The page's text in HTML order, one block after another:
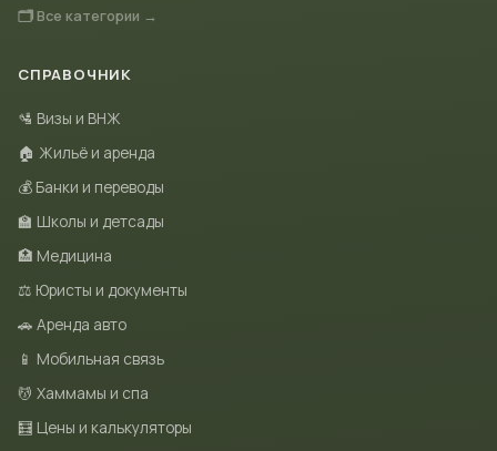
🗂 Все категории →
СПРАВОЧНИК
🛂 Визы и ВНЖ
🏠 Жильё и аренда
💰 Банки и переводы
🏫 Школы и детсады
🏥 Медицина
⚖️ Юристы и документы
🚗 Аренда авто
📱 Мобильная связь
💆 Хаммамы и спа
🧮 Цены и калькуляторы